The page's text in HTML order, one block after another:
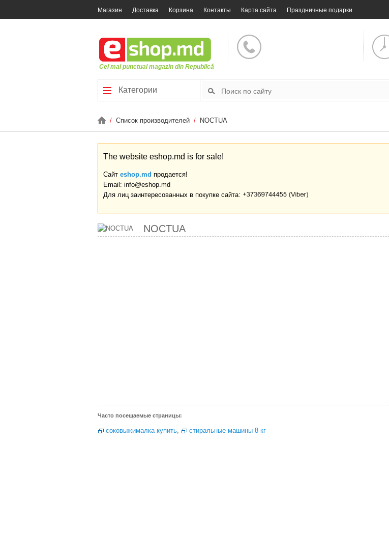
Магазин Доставка Корзина Контакты Карта сайта Праздничные подарки
Cel mai punctual magazin din Republică
Категории
/ Список производителей / NOCTUA
The website eshop.md is for sale!
Сайт eshop.md продается!
Email: info@eshop.md
Для лиц заинтересованных в покупке сайта:
NOCTUA
Часто посещаемые страницы:
соковыжималка купить, стиральные машины 8 кг